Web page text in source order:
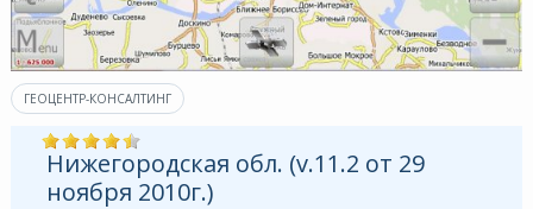
ГЕОЦЕНТР-КОНСАЛТИНГ
Нижегородская обл. (v.11.2 от 29
ноября 2010г.)